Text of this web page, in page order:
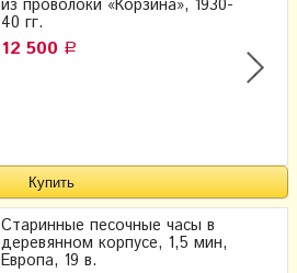
из проволоки «Корзина», 1930-
40 гг.
12 500 Р
Старинные песочные часы в
деревянном корпусе, 1,5 мин,
Европа, 19 в.